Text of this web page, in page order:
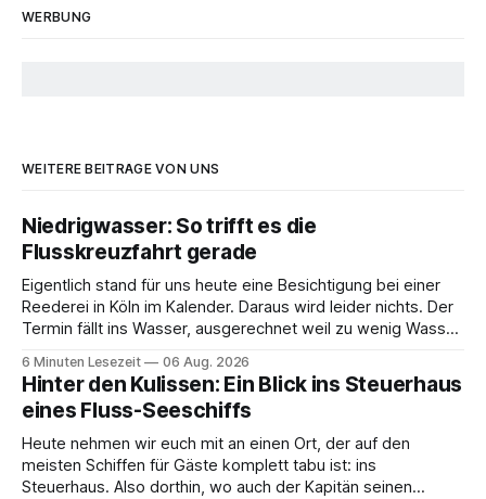
WERBUNG
WEITERE BEITRÄGE VON UNS
Niedrigwasser: So trifft es die
Flusskreuzfahrt gerade
Eigentlich stand für uns heute eine Besichtigung bei einer
Reederei in Köln im Kalender. Daraus wird leider nichts. Der
Termin fällt ins Wasser, ausgerechnet weil zu wenig Wasser
und fahren mit Thurgau Travel die Donau hinunter Richtung
Budapest. Auch
6 Minuten Lesezeit 06 Aug. 2026
Hinter den Kulissen: Ein Blick ins Steuerhaus
eines Fluss-Seeschiffs
Heute nehmen wir euch mit an einen Ort, der auf den
meisten Schiffen für Gäste komplett tabu ist: ins
Steuerhaus. Also dorthin, wo auch der Kapitän seinen